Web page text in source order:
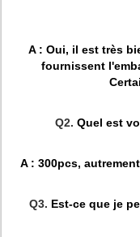
A : Oui, il est très
fournissent
Q2. Quel est
A : 300pcs,
Q3. Est-ce que je